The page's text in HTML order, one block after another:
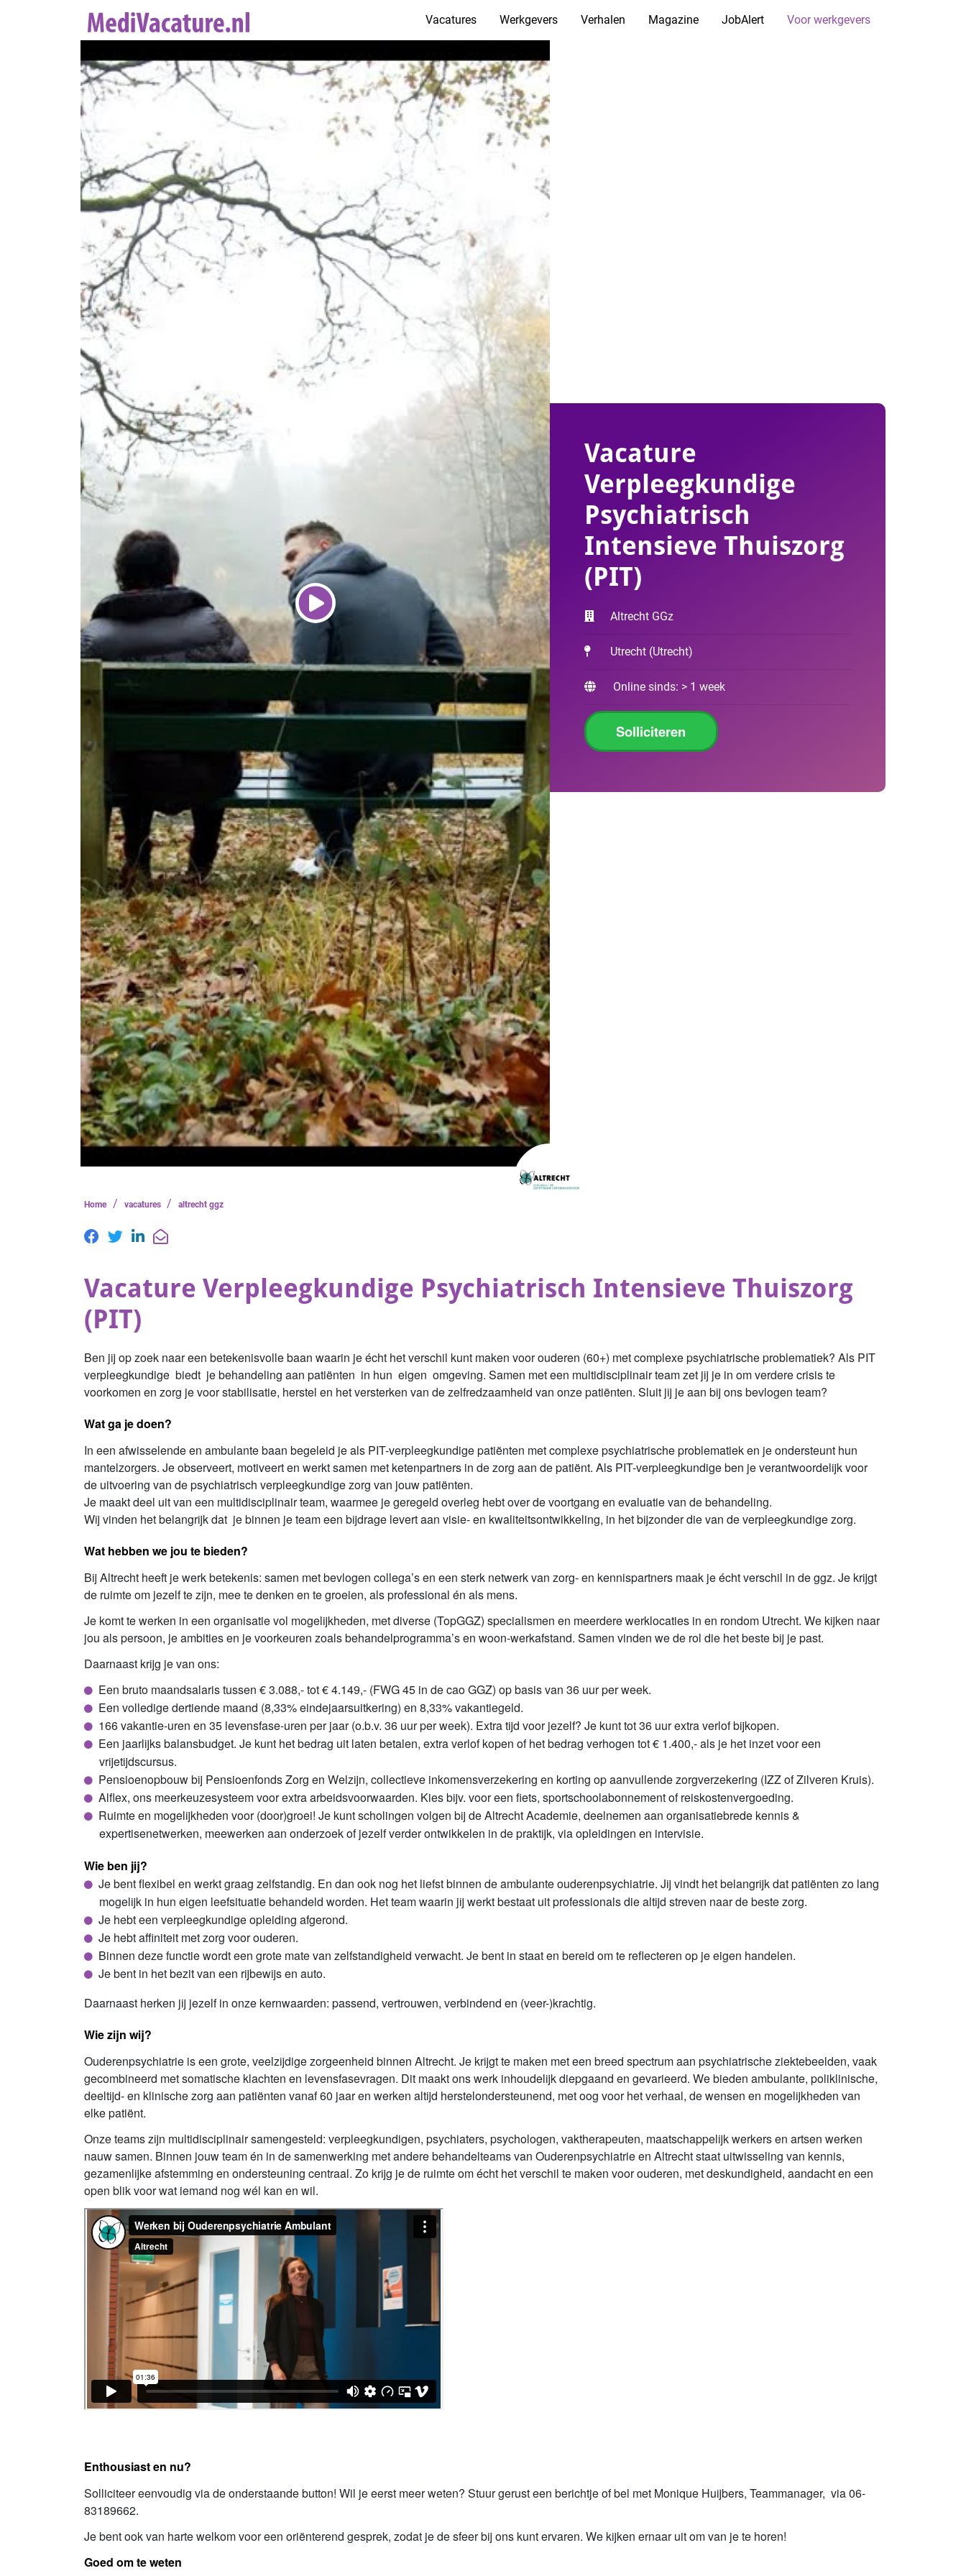
Vacatures Werkgevers Verhalen Magazine JobAlert Voor werkgevers
Vacature
Verpleegkundige
Psychiatrisch
Intensieve Thuiszorg
(PIT)
Altrecht GGz
Utrecht (Utrecht)
Online sinds: > 1 week
Solliciteren
Home / vacatures / altrecht ggz
Vacature Verpleegkundige Psychiatrisch Intensieve Thuiszorg
(PIT)
Ben jij op zoek naar een betekenisvolle baan waarin je écht het verschil kunt maken voor ouderen (60+) met complexe psychiatrische problematiek? Als PIT
verpleegkundige biedt je behandeling aan patiënten in hun eigen omgeving. Samen met een multidisciplinair team zet jij je in om verdere crisis te
voorkomen en zorg je voor stabilisatie, herstel en het versterken van de zelfredzaamheid van onze patiënten. Sluit jij je aan bij ons bevlogen team?
Wat ga je doen?
In een afwisselende en ambulante baan begeleid je als PIT-verpleegkundige patiënten met complexe psychiatrische problematiek en je ondersteunt hun
mantelzorgers. Je observeert, motiveert en werkt samen met ketenpartners in de zorg aan de patiënt. Als PIT-verpleegkundige ben je verantwoordelijk voor
de uitvoering van de psychiatrisch verpleegkundige zorg van jouw patiënten.
Je maakt deel uit van een multidisciplinair team, waarmee je geregeld overleg hebt over de voortgang en evaluatie van de behandeling.
Wij vinden het belangrijk dat je binnen je team een bijdrage levert aan visie- en kwaliteitsontwikkeling, in het bijzonder die van de verpleegkundige zorg.
Wat hebben we jou te bieden?
Bij Altrecht heeft je werk betekenis: samen met bevlogen collega’s en een sterk netwerk van zorg- en kennispartners maak je écht verschil in de ggz. Je krijgt
de ruimte om jezelf te zijn, mee te denken en te groeien, als professional én als mens.
Je komt te werken in een organisatie vol mogelijkheden, met diverse (TopGGZ) specialismen en meerdere werklocaties in en rondom Utrecht. We kijken naar
jou als persoon, je ambities en je voorkeuren zoals behandelprogramma’s en woon-werkafstand. Samen vinden we de rol die het beste bij je past.
Daarnaast krijg je van ons:
Een bruto maandsalaris tussen € 3.088,- tot € 4.149,- (FWG 45 in de cao GGZ) op basis van 36 uur per week.
Een volledige dertiende maand (8,33% eindejaarsuitkering) en 8,33% vakantiegeld.
166 vakantie-uren en 35 levensfase-uren per jaar (o.b.v. 36 uur per week). Extra tijd voor jezelf? Je kunt tot 36 uur extra verlof bijkopen.
Een jaarlijks balansbudget. Je kunt het bedrag uit laten betalen, extra verlof kopen of het bedrag verhogen tot € 1.400,- als je het inzet voor een
vrijetijdscursus.
Pensioenopbouw bij Pensioenfonds Zorg en Welzijn, collectieve inkomensverzekering en korting op aanvullende zorgverzekering (IZZ of Zilveren Kruis).
Alflex, ons meerkeuzesysteem voor extra arbeidsvoorwaarden. Kies bijv. voor een fiets, sportschoolabonnement of reiskostenvergoeding.
Ruimte en mogelijkheden voor (door)groei! Je kunt scholingen volgen bij de Altrecht Academie, deelnemen aan organisatiebrede kennis &
expertisenetwerken, meewerken aan onderzoek of jezelf verder ontwikkelen in de praktijk, via opleidingen en intervisie.
Wie ben jij?
Je bent flexibel en werkt graag zelfstandig. En dan ook nog het liefst binnen de ambulante ouderenpsychiatrie. Jij vindt het belangrijk dat patiënten zo lang
mogelijk in hun eigen leefsituatie behandeld worden. Het team waarin jij werkt bestaat uit professionals die altijd streven naar de beste zorg.
Je hebt een verpleegkundige opleiding afgerond.
Je hebt affiniteit met zorg voor ouderen.
Binnen deze functie wordt een grote mate van zelfstandigheid verwacht. Je bent in staat en bereid om te reflecteren op je eigen handelen.
Je bent in het bezit van een rijbewijs en auto.
Daarnaast herken jij jezelf in onze kernwaarden: passend, vertrouwen, verbindend en (veer-)krachtig.
Wie zijn wij?
Ouderenpsychiatrie is een grote, veelzijdige zorgeenheid binnen Altrecht. Je krijgt te maken met een breed spectrum aan psychiatrische ziektebeelden, vaak
gecombineerd met somatische klachten en levensfasevragen. Dit maakt ons werk inhoudelijk diepgaand en gevarieerd. We bieden ambulante, poliklinische,
deeltijd- en klinische zorg aan patiënten vanaf 60 jaar en werken altijd herstelondersteunend, met oog voor het verhaal, de wensen en mogelijkheden van
elke patiënt.
Onze teams zijn multidisciplinair samengesteld: verpleegkundigen, psychiaters, psychologen, vaktherapeuten, maatschappelijk werkers en artsen werken
nauw samen. Binnen jouw team én in de samenwerking met andere behandelteams van Ouderenpsychiatrie en Altrecht staat uitwisseling van kennis,
gezamenlijke afstemming en ondersteuning centraal. Zo krijg je de ruimte om écht het verschil te maken voor ouderen, met deskundigheid, aandacht en een
open blik voor wat iemand nog wél kan en wil.
Enthousiast en nu?
Solliciteer eenvoudig via de onderstaande button! Wil je eerst meer weten? Stuur gerust een berichtje of bel met Monique Huijbers, Teammanager, via 06-
83189662.
Je bent ook van harte welkom voor een oriënterend gesprek, zodat je de sfeer bij ons kunt ervaren. We kijken ernaar uit om van je te horen!
Goed om te weten